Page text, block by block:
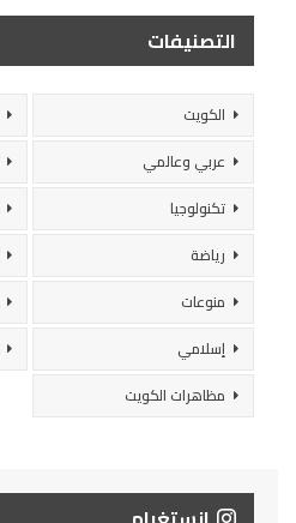
التصنيفات
الكويت
عربي وعالمي
تكنولوجيا
رياضة
منوعات
إسلامي
مظاهرات الكويت